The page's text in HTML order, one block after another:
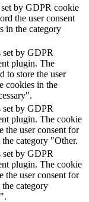
by GDPR cookie
the user consent
in the category
by GDPR
plugin. The
to store the user
cookies in the
by GDPR
plugin. The cookie
the user consent for
category "Other.
by GDPR
plugin. The cookie
the user consent for
category